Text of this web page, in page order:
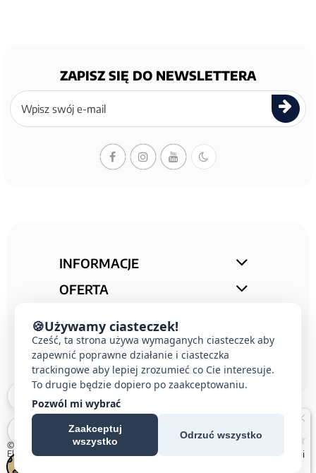
ZAPISZ SIĘ DO NEWSLETTERA
Zapisz
się
newslettera
INFORMACJE
OFERTA
KONTAKT
© 2026 E-DOMUS |Kontakt Simon
Electric|
| All rights reserved
🍪Używamy ciasteczek!
Cześć, ta strona używa wymaganych ciasteczek aby
zapewnić poprawne działanie i ciasteczka
trackingowe aby lepiej zrozumieć co Cie interesuje.
To drugie będzie dopiero po zaakceptowaniu.
Pozwól mi wybrać
Zaakceptuj
wszystko
Odrzuć wszystko